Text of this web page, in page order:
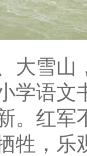
大雪山
学语文
。红军
牲，乐